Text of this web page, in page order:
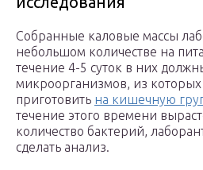
Собранные каловые массы
небольшом количестве на
течение 4-5 суток в них
микроорганизмов, из которых
приготовить на кишечную
течение этого времени
количество бактерий,
сделать анализ.